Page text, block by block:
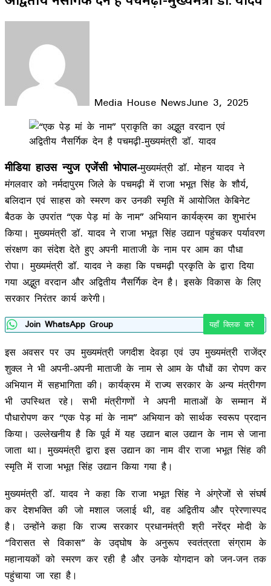
Media House NewsJune 3, 2025
Facebook
LinkedIn
WhatsApp
Telegram
मीडिया हाउस न्युज एजेंसी भोपाल-मुख्यमंत्री डॉ. मोहन यादव ने
मंगलवार को नर्मदापुरम जिले के पचमढ़ी में राजा भभूत सिंह के शौर्य,
बलिदान एवं साहस को स्मरण कर उनकी स्मृति में आयोजित केबिनेट
बैठक के उपरांत “एक पेड़ मां के नाम” अभियान कार्यक्रम का शुभारंभ
किया। मुख्यमंत्री डॉ. यादव ने राजा भभूत सिंह उद्यान पहुंचकर पर्यावरण
संरक्षण का संदेश देते हुए अपनी माताजी के नाम पर आम का पौधा
रोपा। मुख्यमंत्री डॉ. यादव ने कहा कि पचमढ़ी प्रकृति के द्वारा दिया
गया अद्भुत वरदान और अद्वितीय नैसर्गिक देन है। इसके विकास के लिए
सरकार निरंतर कार्य करेगी।
Join WhatsApp Group यहाँ क्लिक करे
इस अवसर पर उप मुख्यमंत्री जगदीश देवड़ा एवं उप मुख्यमंत्री राजेंद्र
शुक्ल ने भी अपनी-अपनी माताजी के नाम से आम के पौधों का रोपण कर
अभियान में सहभागिता की। कार्यक्रम में राज्य सरकार के अन्य मंत्रीगण
भी उपस्थित रहे। सभी मंत्रीगणों ने अपनी माताओं के सम्मान में
पौधारोपण कर “एक पेड़ मां के नाम” अभियान को सार्थक स्वरूप प्रदान
किया।उल्लेखनीय है कि पूर्व में यह उद्यान बाल उद्यान के नाम से जाना
जाता था। मुख्यमंत्री द्वारा इस उद्यान का नाम वीर राजा भभूत सिंह की
स्मृति में राजा भभूत सिंह उद्यान किया गया है।
मुख्यमंत्री डॉ. यादव ने कहा कि राजा भभूत सिंह ने अंग्रेजों से संघर्ष
कर देशभक्ति की जो मशाल जलाई थी, वह अद्वितीय और प्रेरणास्पद
है। उन्होंने कहा कि राज्य सरकार प्रधानमंत्री श्री नरेंद्र मोदी के
“विरासत से विकास” के उद्घोष के अनुरूप स्वतंत्रता संग्राम के
महानायकों को स्मरण कर रही है और उनके योगदान को जन-जन तक
पहुंचाया जा रहा है।